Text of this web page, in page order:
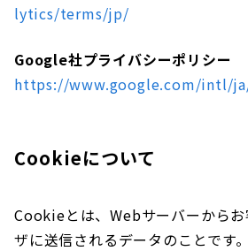
lytics/terms/jp/
Google社プライバシーポリシー
https://www.google.com/intl/
Cookieについて
Cookieとは、Webサーバーから
ザに送信されるデータのことです